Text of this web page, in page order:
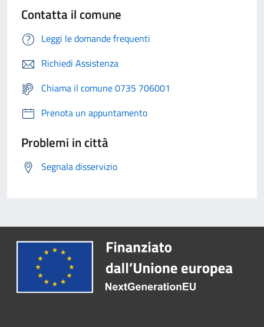
Contatta il comune
Leggi le domande frequenti
Richiedi Assistenza
Chiama il comune 0735 706001
Prenota un appuntamento
Problemi in città
Segnala disservizio